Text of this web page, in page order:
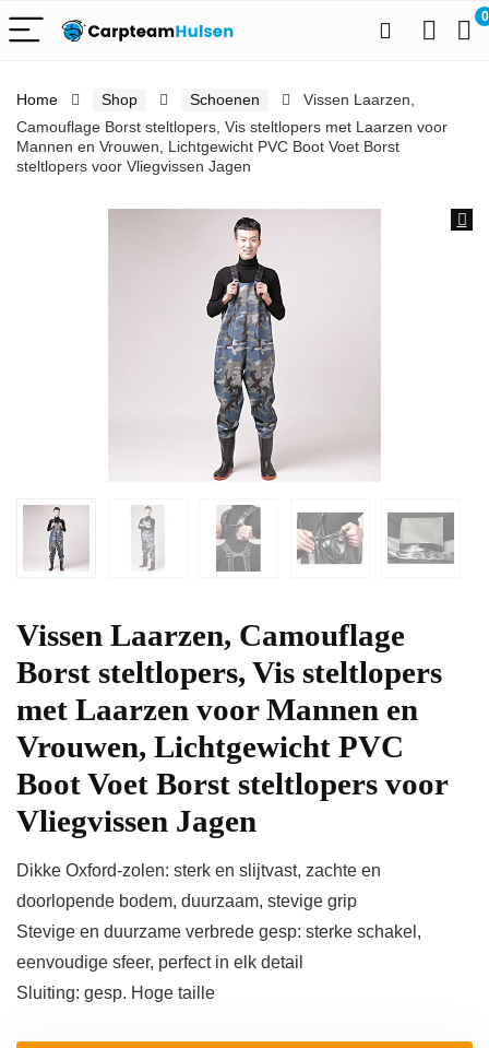
0
Home Shop Schoenen
Vissen Laarzen,
Camouflage Borst steltlopers, Vis steltlopers met Laarzen voor
Mannen en Vrouwen, Lichtgewicht PVC Boot Voet Borst
steltlopers voor Vliegvissen Jagen
Vissen Laarzen, Camouflage
Borst steltlopers, Vis steltlopers
met Laarzen voor Mannen en
Vrouwen, Lichtgewicht PVC
Boot Voet Borst steltlopers voor
Vliegvissen Jagen
Dikke Oxford-zolen: sterk en slijtvast, zachte en
doorlopende bodem, duurzaam, stevige grip
Stevige en duurzame verbrede gesp: sterke schakel,
eenvoudige sfeer, perfect in elk detail
Sluiting: gesp. Hoge taille